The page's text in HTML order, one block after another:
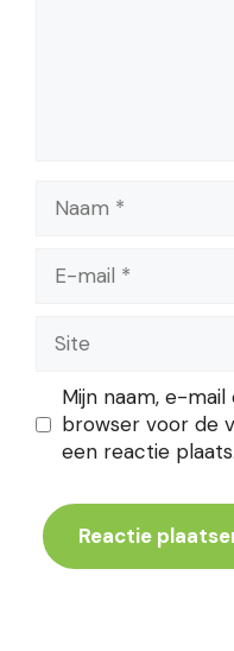
mail
Mijn naam, e-
browser voor de
een reactie plaats.